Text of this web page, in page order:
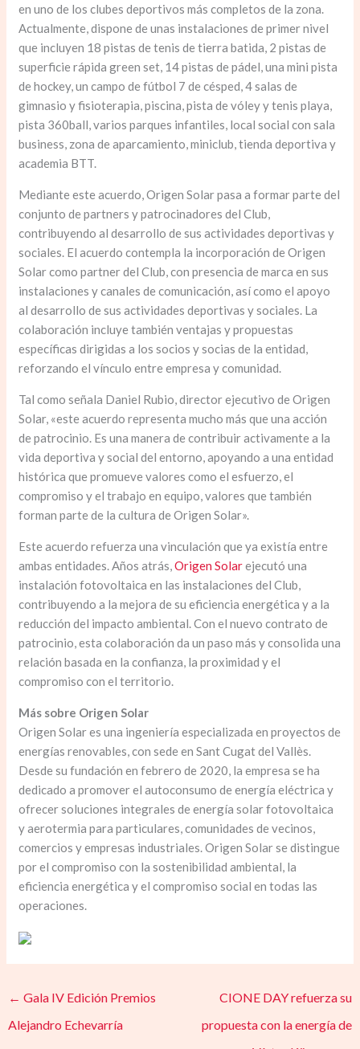
en uno de los clubes deportivos más completos de la zona.
Actualmente, dispone de unas instalaciones de primer nivel
que incluyen 18 pistas de tenis de tierra batida, 2 pistas de
superficie rápida green set, 14 pistas de pádel, una mini pista
de hockey, un campo de fútbol 7 de césped, 4 salas de
gimnasio y fisioterapia, piscina, pista de vóley y tenis playa,
pista 360ball, varios parques infantiles, local social con sala
business, zona de aparcamiento, miniclub, tienda deportiva y
academia BTT.
Mediante este acuerdo, Origen Solar pasa a formar parte del
conjunto de partners y patrocinadores del Club,
contribuyendo al desarrollo de sus actividades deportivas y
sociales. El acuerdo contempla la incorporación de Origen
Solar como partner del Club, con presencia de marca en sus
instalaciones y canales de comunicación, así como el apoyo
al desarrollo de sus actividades deportivas y sociales. La
colaboración incluye también ventajas y propuestas
específicas dirigidas a los socios y socias de la entidad,
reforzando el vínculo entre empresa y comunidad.
Tal como señala Daniel Rubio, director ejecutivo de Origen
Solar, «este acuerdo representa mucho más que una acción
de patrocinio. Es una manera de contribuir activamente a la
vida deportiva y social del entorno, apoyando a una entidad
histórica que promueve valores como el esfuerzo, el
compromiso y el trabajo en equipo, valores que también
forman parte de la cultura de Origen Solar».
Este acuerdo refuerza una vinculación que ya existía entre
ambas entidades. Años atrás,Origen Solarejecutó una
instalación fotovoltaica en las instalaciones del Club,
contribuyendo a la mejora de su eficiencia energética y a la
reducción del impacto ambiental. Con el nuevo contrato de
patrocinio, esta colaboración da un paso más y consolida una
relación basada en la confianza, la proximidad y el
compromiso con el territorio.
Más sobre Origen Solar
Origen Solar es una ingeniería especializada en proyectos de
energías renovables, con sede en Sant Cugat del Vallès.
Desde su fundación en febrero de 2020, la empresa se ha
dedicado a promover el autoconsumo de energía eléctrica y
ofrecer soluciones integrales de energía solar fotovoltaica
y aerotermia para particulares, comunidades de vecinos,
comercios y empresas industriales. Origen Solar se distingue
por el compromiso con la sostenibilidad ambiental, la
eficiencia energética y el compromiso social en todas las
operaciones.
← Gala IV Edición Premios
Alejandro Echevarría
CIONE DAY refuerza su
propuesta con la energía de